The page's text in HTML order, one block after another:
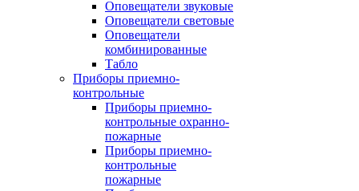
Оповещатели звуковые
Оповещатели световые
Оповещатели
комбинированные
Табло
Приборы приемно-
контрольные
Приборы приемно-
контрольные охранно-
пожарные
Приборы приемно-
контрольные
пожарные